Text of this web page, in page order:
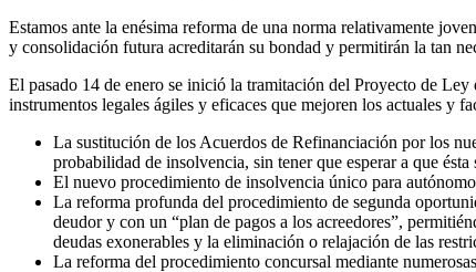
Estamos ante la enésima reforma de una norma relativamente
y consolidación futura acreditarán su bondad y permitirán la tan
El pasado 14 de enero se inició la tramitación del Proyecto de
instrumentos legales ágiles y eficaces que mejoren los actuales y
La sustitución de los Acuerdos de Refinanciación por los
probabilidad de insolvencia, sin tener que esperar a que ésta
El nuevo procedimiento de insolvencia único para
La reforma profunda del procedimiento de segunda
deudor y con un “plan de pagos a los acreedores”,
deudas exonerables y la eliminación o relajación de las
La reforma del procedimiento concursal mediante